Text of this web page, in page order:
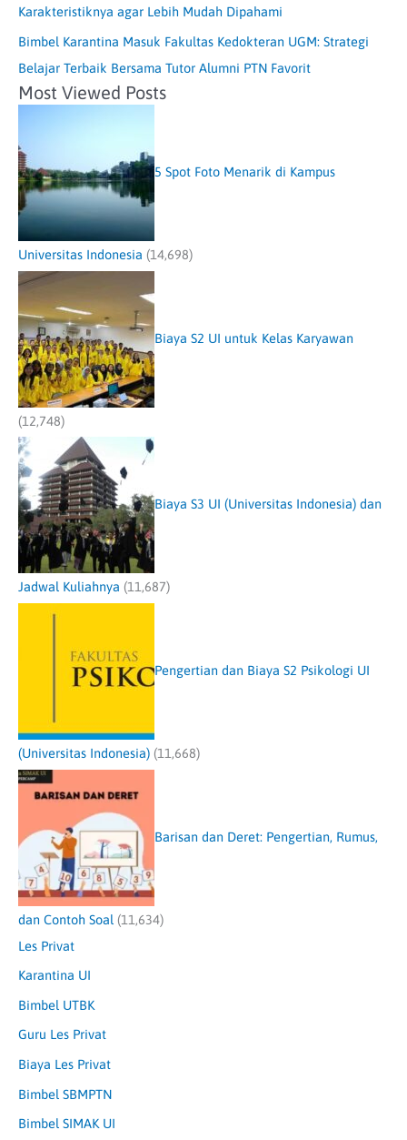
Karakteristiknya agar Lebih Mudah Dipahami
Bimbel Karantina Masuk Fakultas Kedokteran UGM: Strategi
Belajar Terbaik Bersama Tutor Alumni PTN Favorit
Most Viewed Posts
5 Spot Foto Menarik di Kampus
Universitas Indonesia (14,698)
Biaya S2 UI untuk Kelas Karyawan
(12,748)
Biaya S3 UI (Universitas Indonesia) dan
Jadwal Kuliahnya (11,687)
Pengertian dan Biaya S2 Psikologi UI
(Universitas Indonesia) (11,668)
Barisan dan Deret: Pengertian, Rumus,
dan Contoh Soal (11,634)
Les Privat
Karantina UI
Bimbel UTBK
Guru Les Privat
Biaya Les Privat
Bimbel SBMPTN
Bimbel SIMAK UI